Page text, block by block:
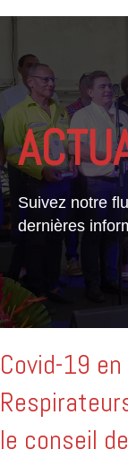
Suivez notre
dernières
Covid-19
le conseil